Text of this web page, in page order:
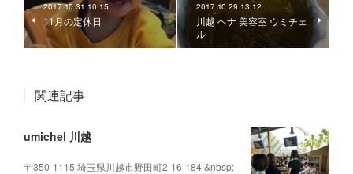
2017.10.31 10:15
11月の定休日
2017.10.29 13:12
川越 ヘナ 美容室 ウミチェ
ル
関連記事
umichel 川越
〒350-1115 埼玉県川越市野田町2-16-184 &nbsp;